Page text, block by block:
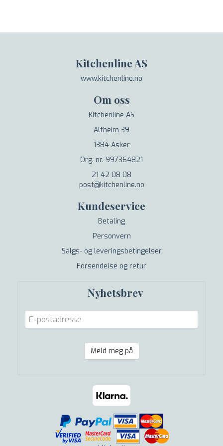
Kitchenline AS
www.kitchenline.no
Om oss
Kitchenline AS
Alfheim 39
1384 Asker
Org. nr. 997364821
21 42 08 08
post@kitchenline.no
Kundeservice
Betaling
Personvern
Salgs- og leveringsbetingelser
Forsendelse og retur
Nyhetsbrev
Meld meg på